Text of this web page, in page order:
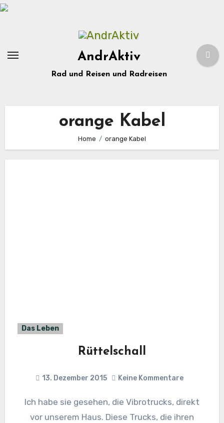
Zum
AndrAktiv
Rad und Reisen und Radreisen
orange Kabel
Home orange Kabel
Das Leben
Rüttelschall
13. Dezember 2015 Keine Kommentare
Ich habe sie gesehen, die Vibrotrucks, direkt
vor unserem Haus. Diese Trucks, die ihren